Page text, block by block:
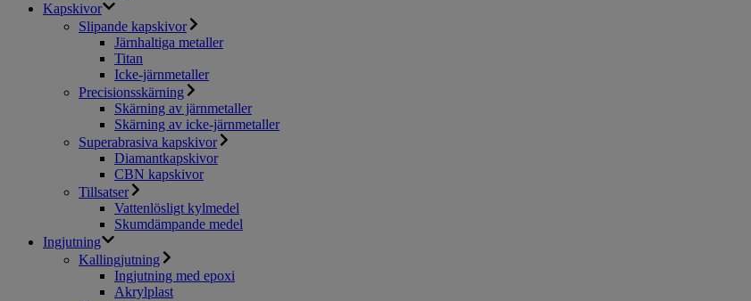
Kapskivor
Slipande kapskivor
Järnhaltiga metaller
Titan
Icke-järnmetaller
Precisionsskärning
Skärning av järnmetaller
Skärning av icke-järnmetaller
Superabrasiva kapskivor
Diamantkapskivor
CBN kapskivor
Tillsatser
Vattenlösligt kylmedel
Skumdämpande medel
Ingjutning
Kallingjutning
Ingjutning med epoxi
Akrylplast